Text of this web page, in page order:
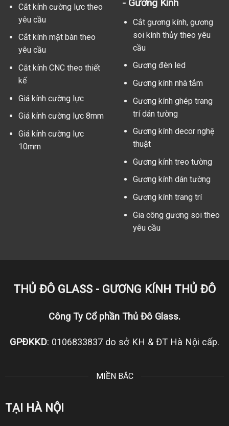
Cắt kính cường lực theo
yêu cầu
Cắt kính mặt bàn theo
yêu cầu
Cắt kính CNC theo thiết
kế
Giá kính cường lực
Giá kính cường lực 8mm
Giá kính cường lực
10mm
- Gương Kính
Cắt gương kính, gương
soi kính thủy theo yêu
cầu
Gương đèn led
Gương kính nhà tắm
Gương kính ghép trang
trí dán tường
Gương kính decor nghệ
thuật
Gương kính treo tường
Gương kính dán tường
Gương kính trang trí
Gia công gương soi theo
yêu cầu
THỦ ĐÔ GLASS - GƯƠNG KÍNH THỦ ĐÔ
Công Ty Cổ phần Thủ Đô Glass.
GPĐKKD: 0106833837 do sở KH & ĐT Hà Nội cấp.
MIỀN BẮC
TẠI HÀ NỘI